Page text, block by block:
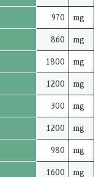
970 mg
860 mg
1800 mg
1200 mg
300 mg
1200 mg
980 mg
1600 mg